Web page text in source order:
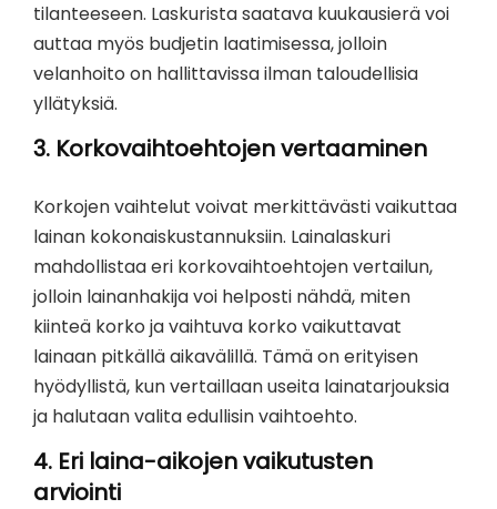
tilanteeseen. Laskurista saatava kuukausierä voi
auttaa myös budjetin laatimisessa, jolloin
velanhoito on hallittavissa ilman taloudellisia
yllätyksiä.
3. Korkovaihtoehtojen vertaaminen
Korkojen vaihtelut voivat merkittävästi vaikuttaa
lainan kokonaiskustannuksiin. Lainalaskuri
mahdollistaa eri korkovaihtoehtojen vertailun,
jolloin lainanhakija voi helposti nähdä, miten
kiinteä korko ja vaihtuva korko vaikuttavat
lainaan pitkällä aikavälillä. Tämä on erityisen
hyödyllistä, kun vertaillaan useita lainatarjouksia
ja halutaan valita edullisin vaihtoehto.
4. Eri laina-aikojen vaikutusten
arviointi